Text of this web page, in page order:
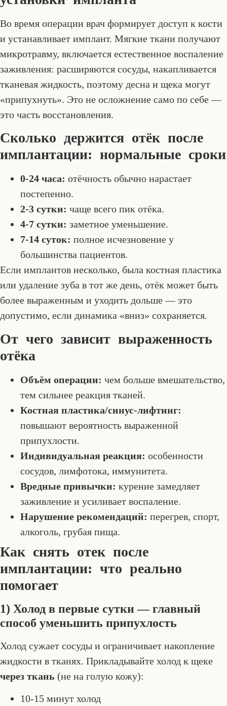
Во время операции врач формирует доступ к кости
и устанавливает имплант. Мягкие ткани получают
микротравму, включается естественное воспаление
заживления: расширяются сосуды, накапливается
тканевая жидкость, поэтому десна и щека могут
«припухнуть». Это не осложнение само по себе —
это часть восстановления.
Сколько держится отёк после
имплантации: нормальные сроки
0-24 часа: отёчность обычно нарастает
постепенно.
2-3 сутки: чаще всего пик отёка.
4-7 сутки: заметное уменьшение.
7-14 суток: полное исчезновение у
большинства пациентов.
Если имплантов несколько, была костная пластика
или удаление зуба в тот же день, отёк может быть
более выраженным и уходить дольше — это
допустимо, если динамика «вниз» сохраняется.
От чего зависит выраженность
отёка
Объём операции: чем больше вмешательство,
тем сильнее реакция тканей.
Костная пластика/синус-лифтинг:
повышают вероятность выраженной
припухлости.
Индивидуальная реакция: особенности
сосудов, лимфотока, иммунитета.
Вредные привычки: курение замедляет
заживление и усиливает воспаление.
Нарушение рекомендаций: перегрев, спорт,
алкоголь, грубая пища.
Как снять отек после
имплантации: что реально
помогает
1) Холод в первые сутки — главный
способ уменьшить припухлость
Холод сужает сосуды и ограничивает накопление
жидкости в тканях. Прикладывайте холод к щеке
через ткань (не на голую кожу):
10-15 минут холод